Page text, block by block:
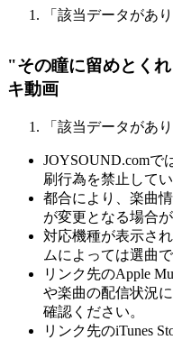
「該当データがあ
"その瞳に留めとく
キ動画
「該当データがあ
JOYSOUND.comで
刷行為を禁止してい
都合により、楽曲
が変更となる場合が
対応機種が表示さ
ムによっては選曲
リンク先のApple
や楽曲の配信状況
確認ください。
リンク先のiTunes